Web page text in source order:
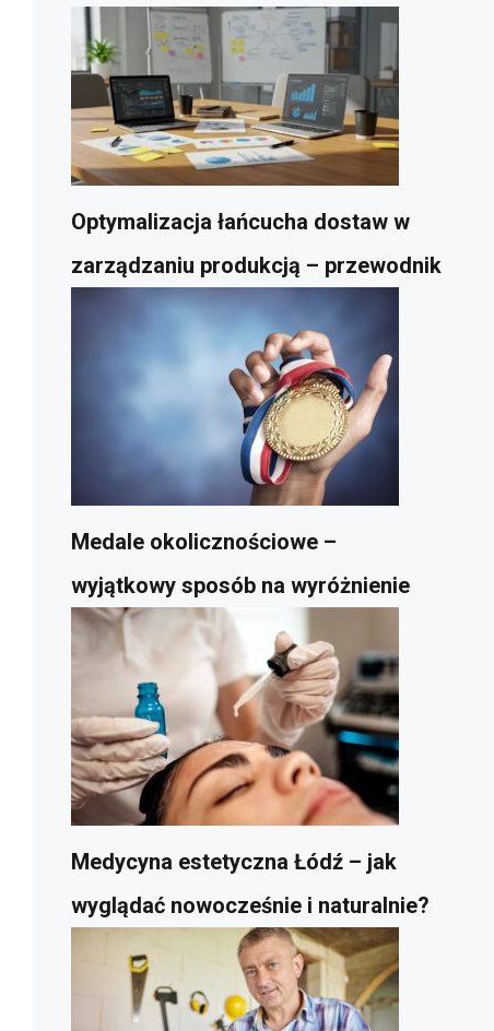
Optymalizacja łańcucha dostaw w
zarządzaniu produkcją – przewodnik
Medale okolicznościowe –
wyjątkowy sposób na wyróżnienie
Medycyna estetyczna Łódź – jak
wyglądać nowocześnie i naturalnie?